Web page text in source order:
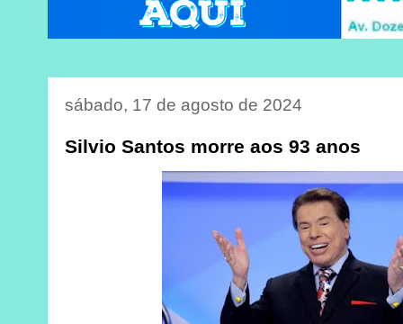
sábado, 17 de agosto de 2024
Silvio Santos morre aos 93 anos